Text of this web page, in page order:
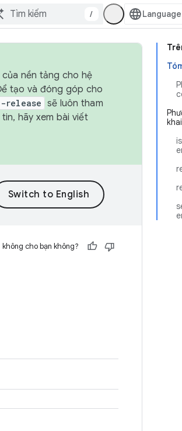
/
khai
nền tảng cho hệ
tạo và đóng góp cho
release sẽ luôn tham
hãy xem bài viết
cho bạn không?